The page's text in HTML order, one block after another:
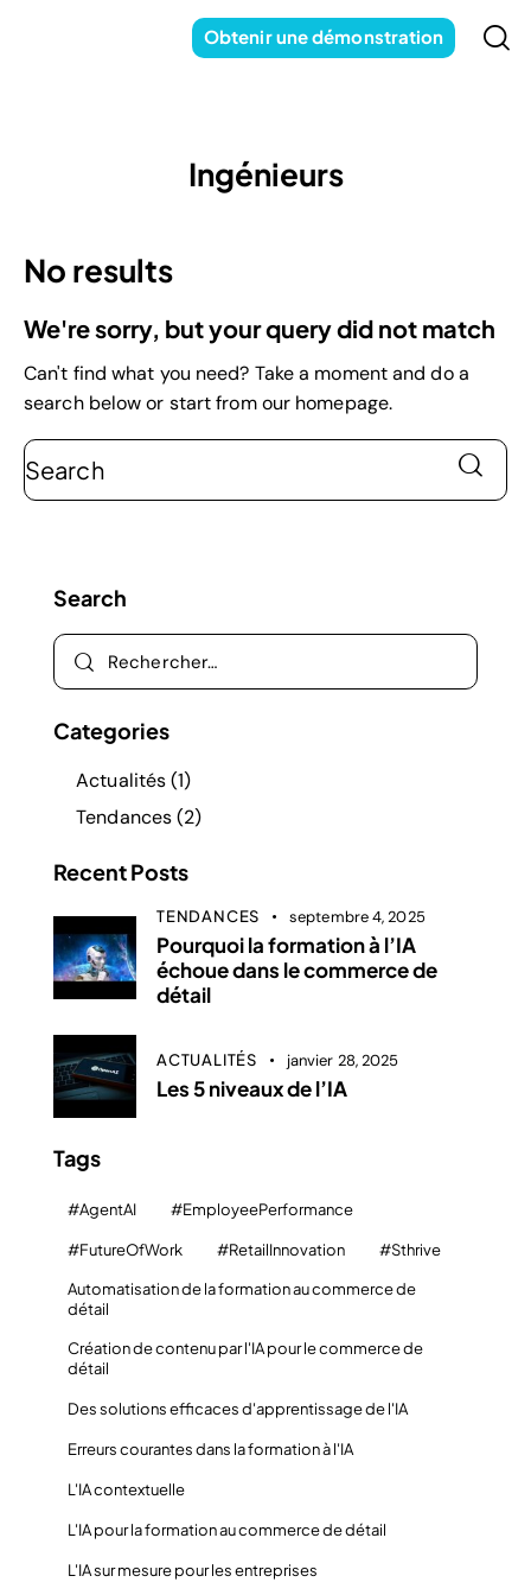
Obtenir une démonstration
Ingénieurs
No results
We're sorry, but your query did not match
Can't find what you need? Take a moment and do a
search below or start fromour homepage.
Search
Categories
Actualités(1)
Tendances(2)
Recent Posts
TENDANCES septembre 4, 2025
Pourquoi la formation à l’IA
échoue dans le commerce de
détail
ACTUALITÉS janvier 28, 2025
Les 5 niveaux de l’IA
Tags
#AgentAI #EmployeePerformance
#FutureOfWork #RetailInnovation #Sthrive
Automatisation de la formation au commerce de
détail
Création de contenu par l'IA pour le commerce de
détail
Des solutions efficaces d'apprentissage de l'IA
Erreurs courantes dans la formation à l'IA
L'IA contextuelle
L'IA pour la formation au commerce de détail
L'IA sur mesure pour les entreprises